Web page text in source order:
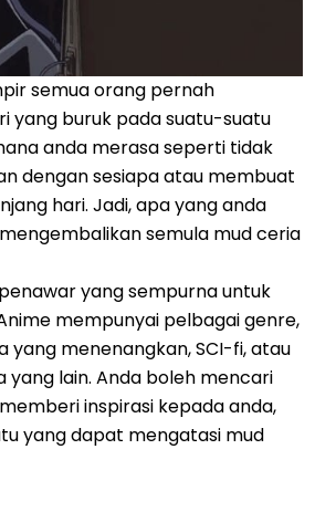
semua orang pernah
yang buruk pada suatu-suatu
anda merasa seperti tidak
dengan sesiapa atau membuat
hari. Jadi, apa yang anda
semula mud ceria
yang sempurna untuk
mempunyai pelbagai genre,
yang menenangkan, SCI-fi, atau
yang lain. Anda boleh mencari
inspirasi kepada anda,
yang dapat mengatasi mud